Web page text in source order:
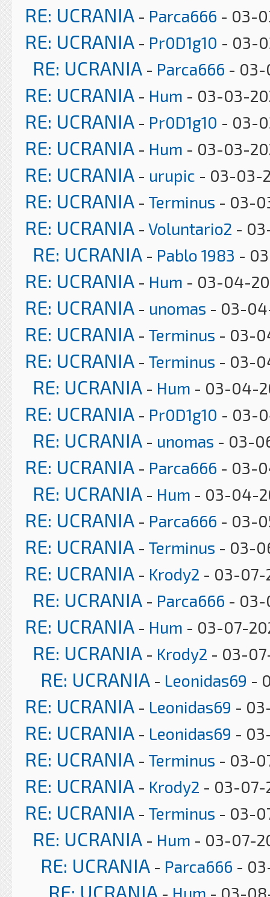
RE: UCRANIA - Parca666 - 03-
RE: UCRANIA - Pr0D1g10 - 03-
RE: UCRANIA - Parca666 - 03-
RE: UCRANIA - Hum - 03-03-
RE: UCRANIA - Pr0D1g10 - 03-
RE: UCRANIA - Hum - 03-03-
RE: UCRANIA - urupic - 03-03-
RE: UCRANIA - Terminus - 03-
RE: UCRANIA - Voluntario2 -
RE: UCRANIA - Pablo 1983 -
RE: UCRANIA - Hum - 03-04-
RE: UCRANIA - unomas - 03-
RE: UCRANIA - Terminus - 03-
RE: UCRANIA - Terminus - 03-
RE: UCRANIA - Hum - 03-04-
RE: UCRANIA - Pr0D1g10 - 03-
RE: UCRANIA - unomas - 03-
RE: UCRANIA - Parca666 - 03-
RE: UCRANIA - Hum - 03-04-
RE: UCRANIA - Parca666 - 03-
RE: UCRANIA - Terminus - 03-
RE: UCRANIA - Krody2 - 03-07-
RE: UCRANIA - Parca666 - 03-
RE: UCRANIA - Hum - 03-07-
RE: UCRANIA - Krody2 - 03-
RE: UCRANIA - Leonidas69 -
RE: UCRANIA - Leonidas69 -
RE: UCRANIA - Leonidas69 -
RE: UCRANIA - Terminus - 03-
RE: UCRANIA - Krody2 - 03-07-
RE: UCRANIA - Terminus - 03-
RE: UCRANIA - Hum - 03-07-
RE: UCRANIA - Parca666 -
RE: UCRANIA - Hum - 03-